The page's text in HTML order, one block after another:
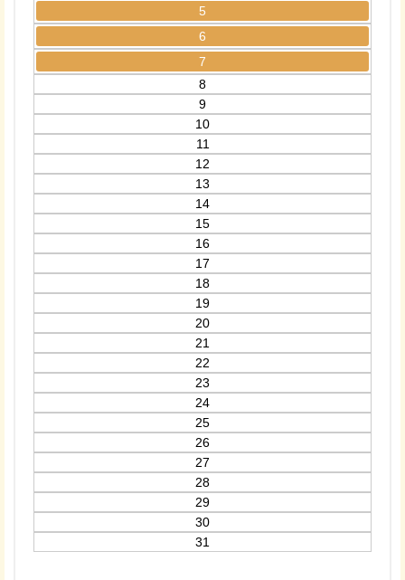
5
6
7
8
9
10
11
12
13
14
15
16
17
18
19
20
21
22
23
24
25
26
27
28
29
30
31